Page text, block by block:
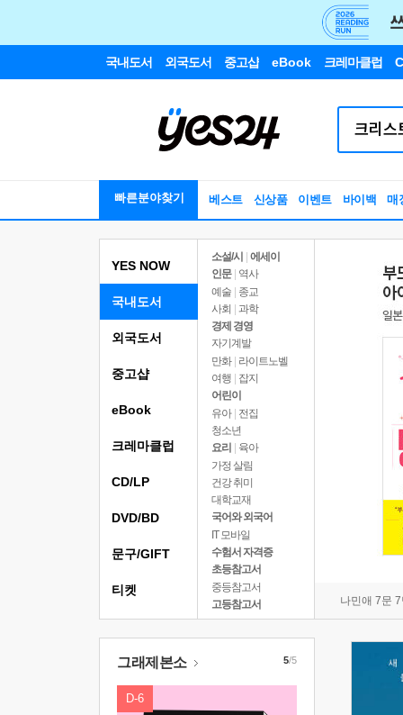
국내도서 외국도서 중고샵 eBook 크레마클럽
빠른분야찾기 베스트 신상품 이벤트 바이백 매
YES NOW
국내도서
소설/시
에세이
인문
역사
예술 | 종교
사회 | 과학
경제 경영
자기계발
만화 | 라이트노벨
여행
잡지
어린이
유아 | 전집
청소년
요리
육아
가정 살림
건강 취미
대학교재
국어와 외국어
IT 모바일
수험서 자격증
초등참고서
중등참고서
고등참고서
나민애 7문
외국도서
중고샵
eBook
크레마클럽
CD/LP
DVD/BD
문구/GIFT
티켓
그래제본소
D-6
5/5